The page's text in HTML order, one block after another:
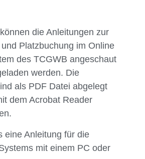
die Anleitungen zur
Platzbuchung im Online
des TCGWB angeschaut
werden. Die
als PDF Datei abgelegt
dem Acrobat Reader
eine Anleitung für die
mit einem PC oder